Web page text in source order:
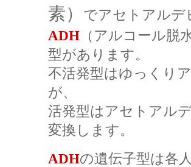
素）
でアセトアルデ
ADH （アルコール脱
型があります。
不活発型はゆっくり
が、
活発型はアセトアル
変換します。
ADHの遺伝子型は各